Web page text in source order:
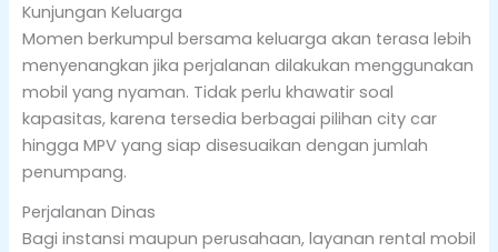
Kunjungan Keluarga
Momen berkumpul bersama keluarga akan terasa lebih
menyenangkan jika perjalanan dilakukan menggunakan
mobil yang nyaman. Tidak perlu khawatir soal
kapasitas, karena tersedia berbagai pilihan city car
hingga MPV yang siap disesuaikan dengan jumlah
penumpang.
Perjalanan Dinas
Bagi instansi maupun perusahaan, layanan rental mobil